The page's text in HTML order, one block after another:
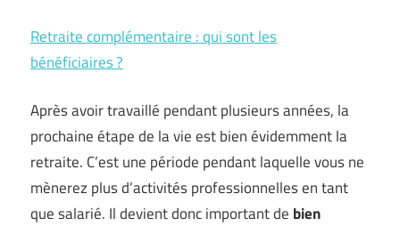
Retraite complémentaire : qui sont les
bénéficiaires ?
Après avoir travaillé pendant plusieurs années, la
prochaine étape de la vie est bien évidemment la
retraite. C’est une période pendant laquelle vous ne
mènerez plus d’activités professionnelles en tant
que salarié. Il devient donc important de bien